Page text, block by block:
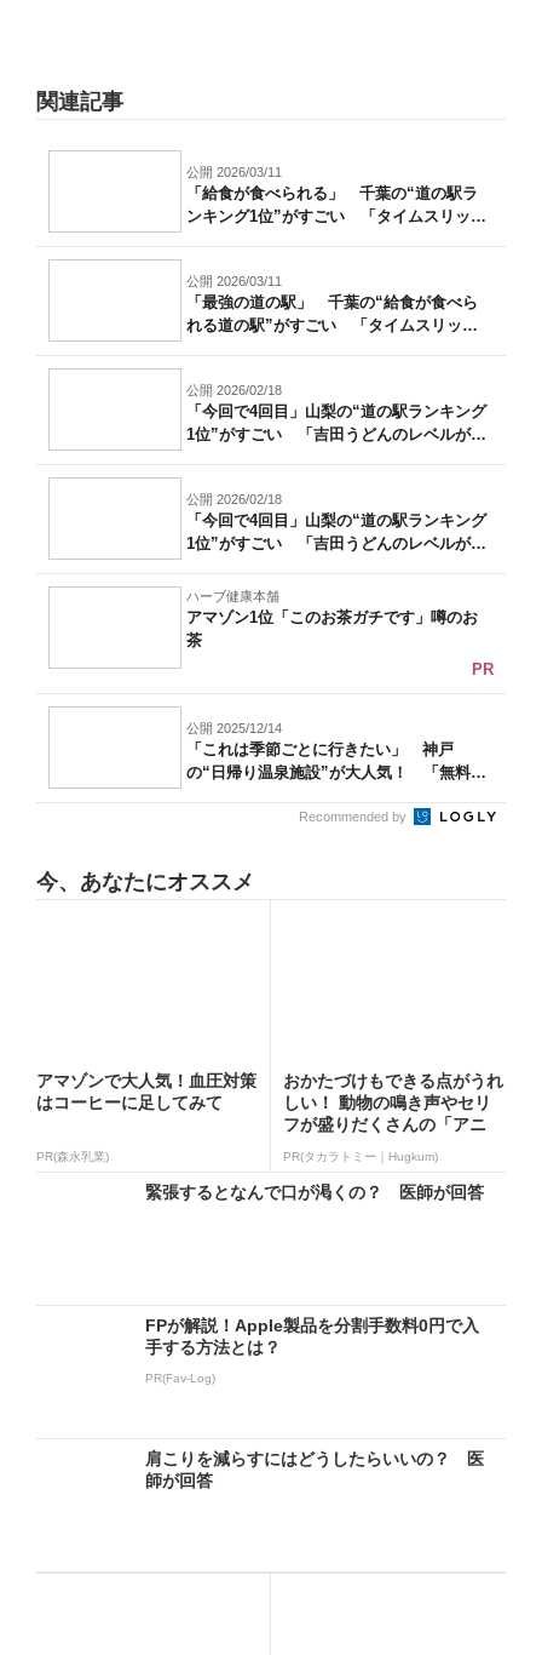
関連記事
公開 2026/03/11
「給食が食べられる」 千葉の“道の駅ラ
ンキング1位”がすごい 「タイムスリップ
公開 2026/03/11
「最強の道の駅」 千葉の“給食が食べら
れる道の駅”がすごい 「タイムスリップ
公開 2026/02/18
「今回で4回目」山梨の“道の駅ランキング
1位”がすごい 「吉田うどんのレベルが
公開 2026/02/18
「今回で4回目」山梨の“道の駅ランキング
1位”がすごい 「吉田うどんのレベルが
ハーブ健康本舗
アマゾン1位「このお茶ガチです」噂のお
茶
PR
公開 2025/12/14
「これは季節ごとに行きたい」 神戸
の“日帰り温泉施設”が大人気！ 「無料送
Recommended by
今、あなたにオススメ
アマゾンで大人気！血圧対策
はコーヒーに足してみて
PR(森永乳業)
おかたづけもできる点がうれ
しい！ 動物の鳴き声やセリ
フが盛りだくさんの「アニ
PR(タカラトミー｜Hugkum)
緊張するとなんで口が渇くの？ 医師が回答
FPが解説！Apple製品を分割手数料0円で入
手する方法とは？
PR(Fav-Log)
肩こりを減らすにはどうしたらいいの？ 医
師が回答